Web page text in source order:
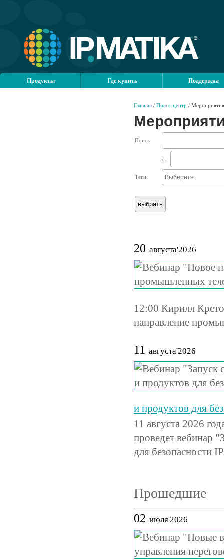
Продукты Где купить Поддержка
Главная / Пресс-центр / Мероприятия
Поиск
от
Теги
20 августа'2026
12:00 Кирилл
направление
11 августа'2026
и продуктов для
11 августа 2026
проведет вебинар
для безопасности
Прошедшие
02 июля'2026